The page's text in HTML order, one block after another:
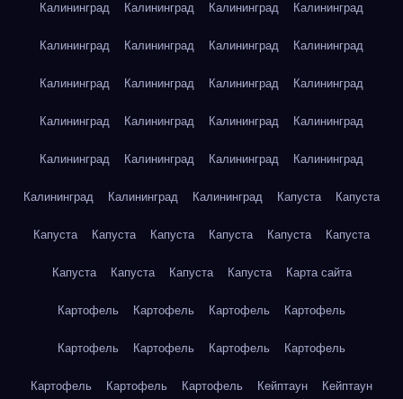
Калининград Калининград Калининград Калининград
Калининград Калининград Калининград Калининград
Калининград Калининград Калининград Калининград
Калининград Калининград Калининград Калининград
Калининград Калининград Калининград Калининград
Калининград Калининград Калининград Капуста Капуста
Капуста Капуста Капуста Капуста Капуста Капуста
Капуста Капуста Капуста Капуста Карта сайта
Картофель Картофель Картофель Картофель
Картофель Картофель Картофель Картофель
Картофель Картофель Картофель Кейптаун Кейптаун